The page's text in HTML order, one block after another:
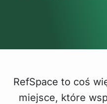
RefSpace to coś
miejsce, które